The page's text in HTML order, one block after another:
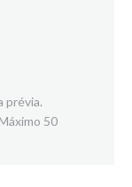
prévia.
50